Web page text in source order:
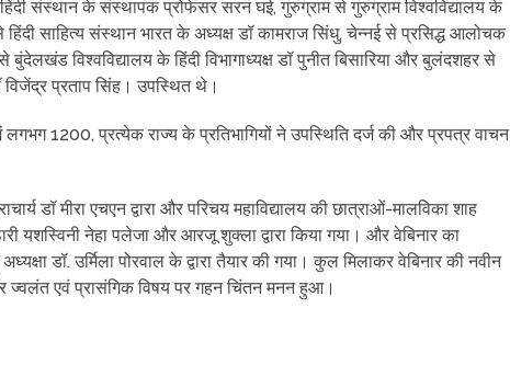
हिंदी संस्थान के संस्थापक प्रोफेसर सरन घई, गुरुग्राम से गुरुग्राम विश्वविद्यालय के
साहित्य संस्थान भारत के अध्यक्ष डॉ कामराज सिंधु, चेन्नई से प्रसिद्ध आलोचक
विश्वविद्यालय के हिंदी विभागाध्यक्ष डॉ पुनीत बिसारिया और बुलंदशहर से
विजेंद्र प्रताप सिंह। उपस्थित थे।
लगभग 1200, प्रत्येक राज्य के प्रतिभागियों ने उपस्थिति दर्ज की और प्रपत्र वाचन
डॉ मीरा एचएन द्वारा और परिचय महाविद्यालय की छात्राओं-मालविका शाह
यशस्विनी नेहा पलेजा और आरजू शुक्ला द्वारा किया गया। और वेबिनार का
डॉ. उर्मिला पोरवाल के द्वारा तैयार की गया। कुल मिलाकर वेबिनार की नवीन
ज्वलंत एवं प्रासंगिक विषय पर गहन चिंतन मनन हुआ।